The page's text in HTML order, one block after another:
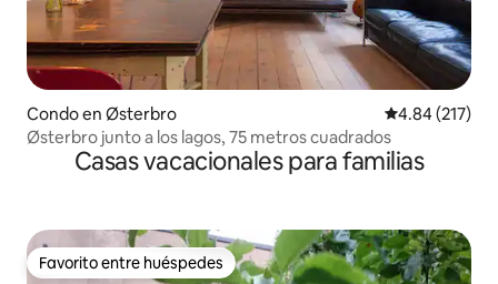
Condo en Østerbro Calificación
4.84 (217)
Østerbro junto a los lagos, 75 metros cuadrados
Casas vacacionales para familias
Favorito entre huéspedes
Favorito entre huéspedes